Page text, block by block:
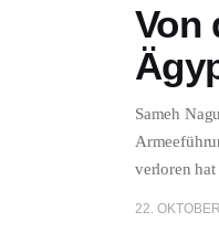
Von
Sameh
verloren
22.